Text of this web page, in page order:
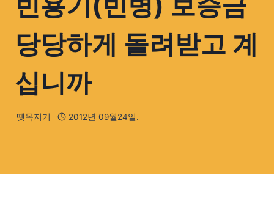
당당하게 돌려받고 계
십니까
뗏목지기 2012년 09월24일.